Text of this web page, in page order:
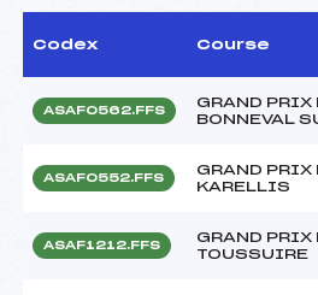
Codex Course
ASAF0562.FFS
GRAND PRIX
BONNEVAL
ASAF0552.FFS
GRAND PRIX
KARELLIS
ASAF1212.FFS
GRAND PRIX
TOUSSUIRE